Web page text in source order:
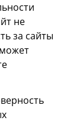
не
за сайты